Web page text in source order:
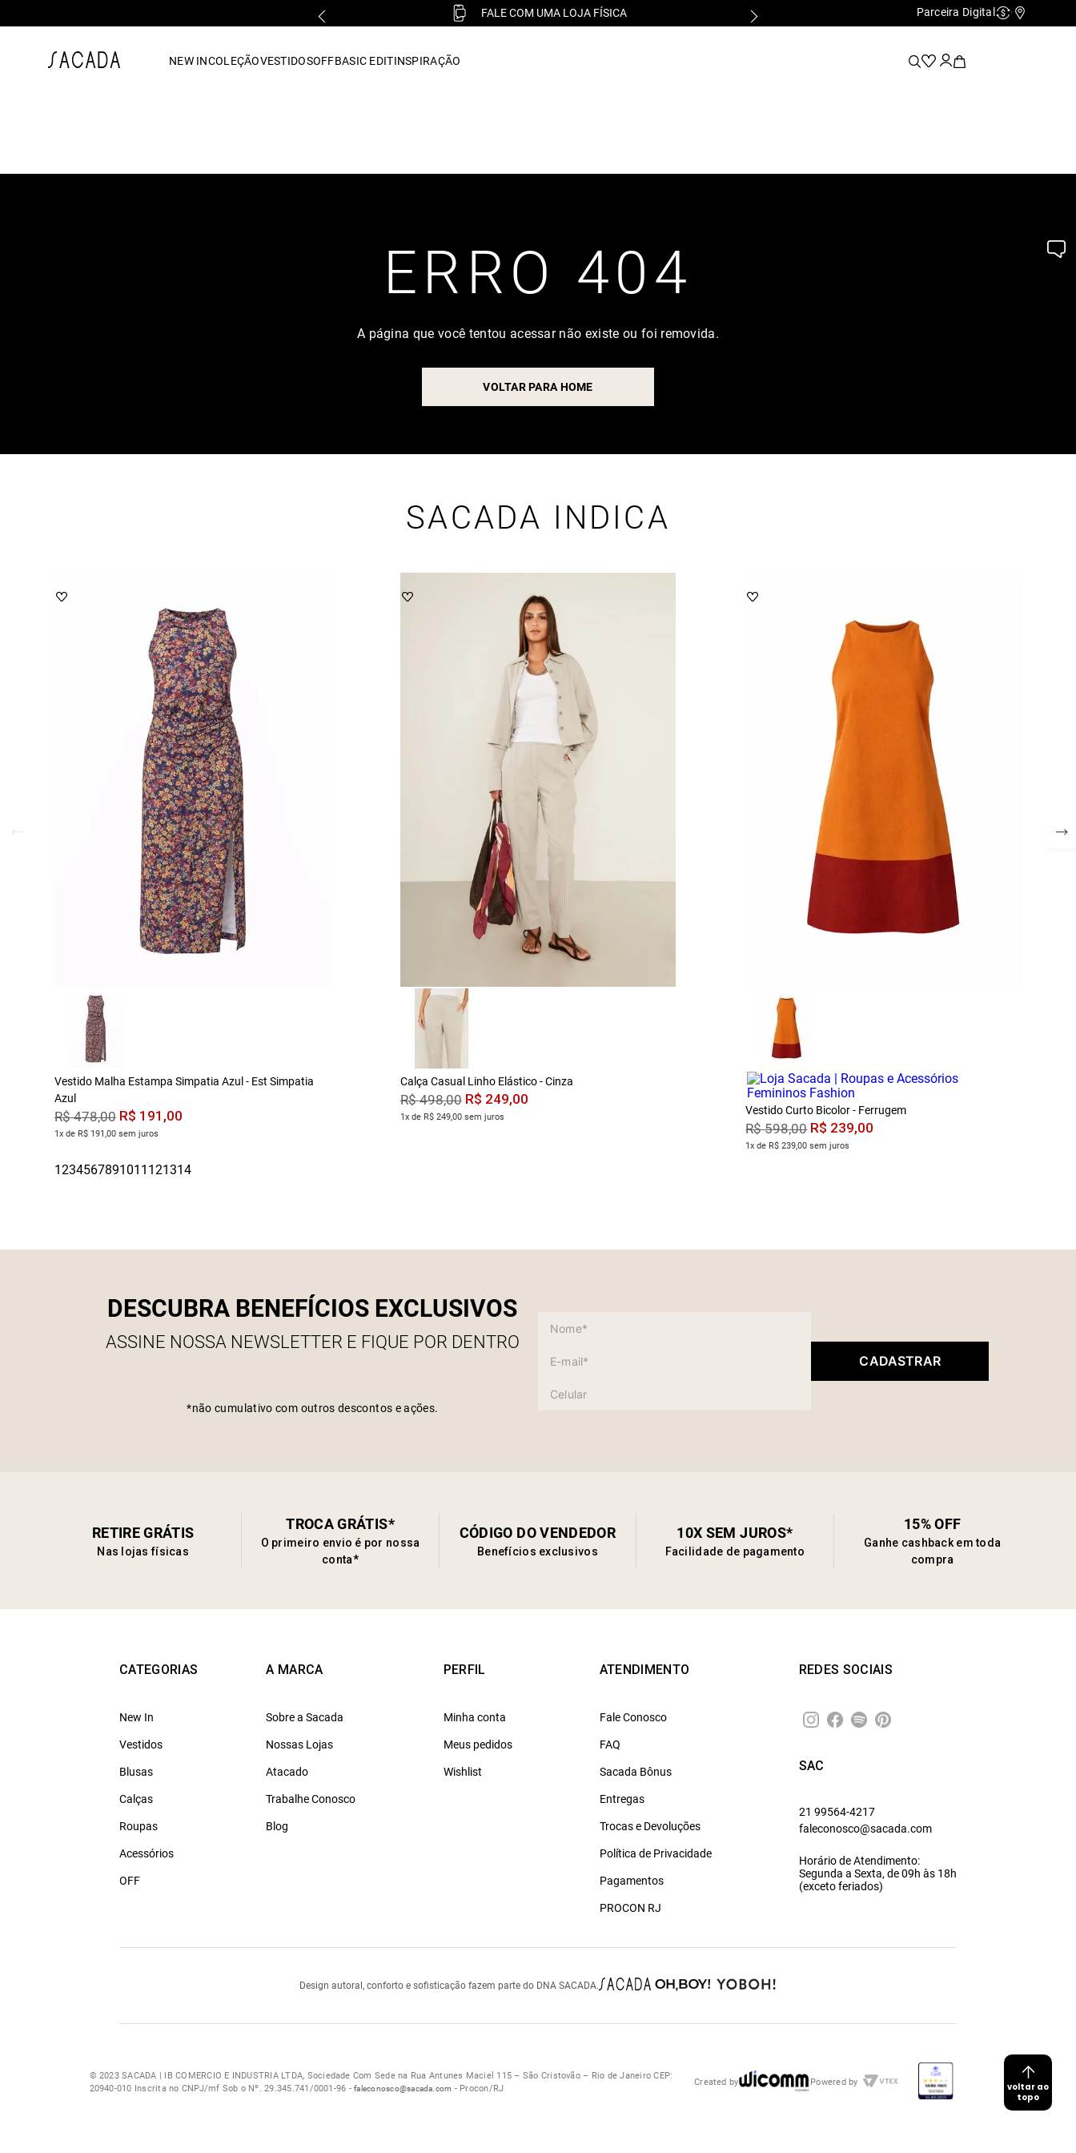
FALE COM UMA LOJA FÍSICA Parceira Digital Cashback
NEW INCOLEÇÃOVESTIDOSOFFBASIC EDITINSPIRAÇÃO
ERRO 404
A página que você tentou acessar não existe ou foi removida.
VOLTAR PARA HOME
SACADA INDICA
Vestido Malha Estampa Simpatia Azul - Est Simpatia
Azul
R$ 478,00 R$ 191 ,00
1x de R$ 191,00 sem juros
Calça Casual Linho Elástico - Cinza
R$ 498,00 R$ 249,00
1x de R$ 249,00 sem juros
Vestido Curto Bicolor - Ferrugem
R$ 598,00 R$ 239,00
1x de R$ 239,00 sem juros
voltar ao
topo
DESCUBRA BENEFÍCIOS EXCLUSIVOS
ASSINE NOSSA NEWSLETTER E FIQUE POR DENTRO
*não cumulativo com outros descontos e ações.
CADASTRAR
RETIRE GRÁTIS
Nas lojas físicas
TROCA GRÁTIS*
O primeiro envio é por nossa
conta*
CÓDIGO DO VENDEDOR
Benefícios exclusivos
10X SEM JUROS*
Facilidade de pagamento
15% OFF
Ganhe cashback em toda
compra
CATEGORIAS
New In
Vestidos
Blusas
Calças
Roupas
Acessórios
OFF
A MARCA
Sobre a Sacada
Nossas Lojas
Atacado
Trabalhe Conosco
Blog
PERFIL
Minha conta
Meus pedidos
Wishlist
ATENDIMENTO
Fale Conosco
FAQ
Sacada Bônus
Entregas
Trocas e Devoluções
Política de Privacidade
Pagamentos
PROCON RJ
REDES SOCIAIS
SAC
21 99564-4217
faleconosco@sacada.com
Horário de Atendimento:
Segunda a Sexta, de 09h às 18h
(exceto feriados)
Design autoral, conforto e sofisticação fazem parte do DNA SACADA.
© 2023 SACADA | IB COMERCIO E INDUSTRIA LTDA, Sociedade Com Sede na Rua Antunes Maciel 115 – São Cristovão – Rio de Janeiro CEP:
20940-010 Inscrita no CNPJ/mf Sob o Nº. 29.345.741/0001-96 -faleconosco@sacada.com - Procon/RJ
Created by Powered by
vestido midi
7º macacão